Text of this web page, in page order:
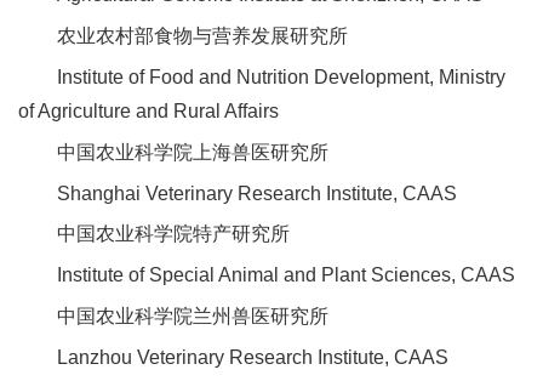
农业农村部食物与营养发展研究所
Institute of Food and Nutrition Development, Ministry
of Agriculture and Rural Affairs
中国农业科学院上海兽医研究所
Shanghai Veterinary Research Institute, CAAS
中国农业科学院特产研究所
Institute of Special Animal and Plant Sciences, CAAS
中国农业科学院兰州兽医研究所
Lanzhou Veterinary Research Institute, CAAS